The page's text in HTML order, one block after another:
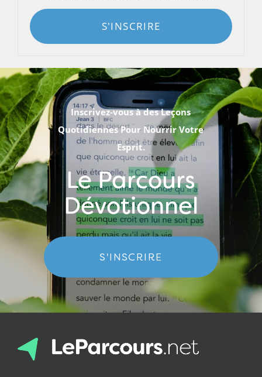
S'INSCRIRE
Inscrivez-vous à des Leçons
Quotidiennes Pour Nourrir Votre
Esprit.
Le Parcours
Dévotionnel
S'INSCRIRE